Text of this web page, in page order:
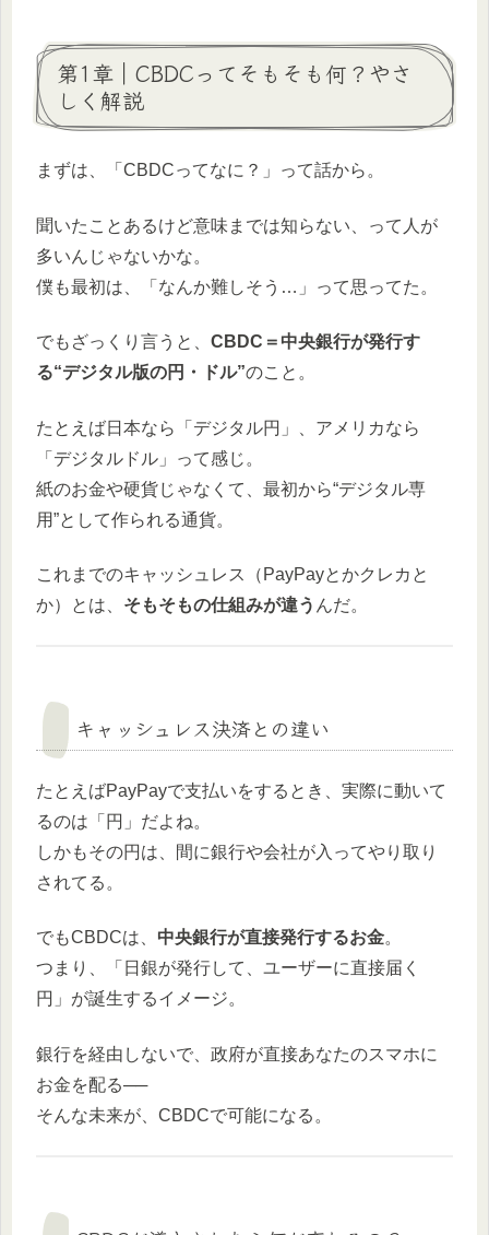
第1章｜CBDCってそもそも何？やさ
しく解説
まずは、「CBDCってなに？」って話から。
聞いたことあるけど意味までは知らない、って人が
多いんじゃないかな。
僕も最初は、「なんか難しそう…」って思ってた。
でもざっくり言うと、 CBDC＝中央銀行が発行す
る“デジタル版の円・ドル”のこと。
たとえば日本なら「デジタル円」、アメリカなら
「デジタルドル」って感じ。
紙のお金や硬貨じゃなくて、最初から“デジタル専
用”として作られる通貨。
これまでのキャッシュレス（PayPayとかクレカと
か）とは、 そもそもの仕組みが違う んだ。
キャッシュレス決済との違い
たとえばPayPayで支払いをするとき、実際に動いて
るのは「円」だよね。
しかもその円は、間に銀行や会社が入ってやり取り
されてる。
でもCBDCは、 中央銀行が直接発行するお金。
つまり、「日銀が発行して、ユーザーに直接届く
円」が誕生するイメージ。
銀行を経由しないで、政府が直接あなたのスマホに
お金を配る──
そんな未来が、CBDCで可能になる。